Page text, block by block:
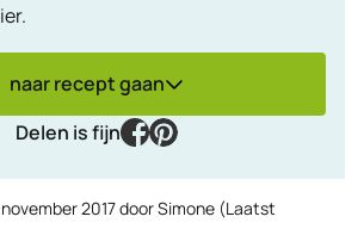
naar recept gaan
Delen is fijn
facebook
pinterest
november 2017doorSimone (Laatst